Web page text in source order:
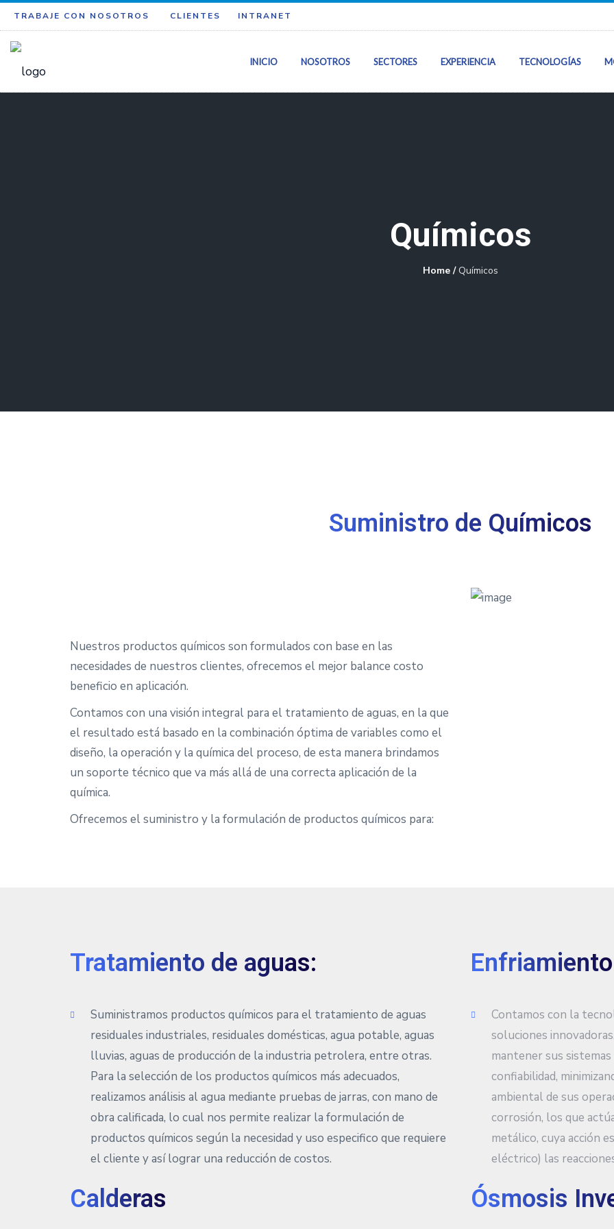
TRABAJE CON NOSOTROS CLIENTES INTRANET
INICIO NOSOTROS SECTORES EXPERIENCIA TECNOLOGÍAS
Nuestra
Químicos
Home / Químicos
Suministro de Químicos
Nuestros productos químicos son formulados con base en las
necesidades de nuestros clientes, ofrecemos el mejor balance costo
beneficio en aplicación.
Contamos con una visión integral para el tratamiento de aguas, en la que
el resultado está basado en la combinación óptima de variables como el
diseño, la operación y la química del proceso, de esta manera brindamos
un soporte técnico que va más allá de una correcta aplicación de la
química.
Ofrecemos el suministro y la formulación de productos químicos para:
Tratamiento de aguas:
Suministramos productos químicos para el tratamiento de aguas
residuales industriales, residuales domésticas, agua potable, aguas
lluvias, aguas de producción de la industria petrolera, entre otras.
Para la selección de los productos químicos más adecuados,
realizamos análisis al agua mediante pruebas de jarras, con mano de
obra calificada, lo cual nos permite realizar la formulación de
productos químicos según la necesidad y uso especifico que requiere
el cliente y así lograr una reducción de costos.
Calderas
Contamos con la
soluciones
mantener sus
confiabilidad,
ambiental de sus
corrosión, los que
metálico, cuya acción
eléctrico) las
Ósmosis
Síguenos